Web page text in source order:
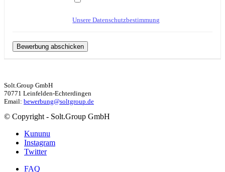
Unsere Datenschutzbestimmung
Solt.Group GmbH
70771 Leinfelden-Echterdingen
Email: bewerbung@soltgroup.de
© Copyright - Solt.Group GmbH
Kununu
Instagram
Twitter
FAQ